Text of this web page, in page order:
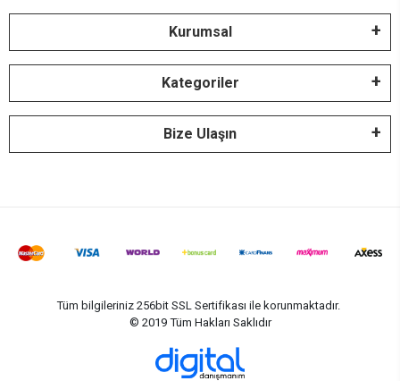
Kurumsal
Kategoriler
Bize Ulaşın
Tüm bilgileriniz 256bit SSL Sertifikası ile korunmaktadır.
© 2019 Tüm Hakları Saklıdır